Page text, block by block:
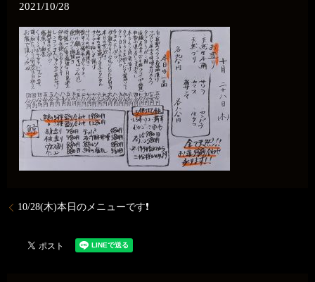
2021/10/28
10/28(木)本日のメニューです❗